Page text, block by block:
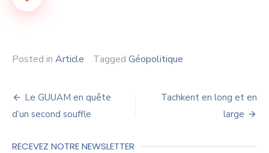
Posted in Article Tagged Géopolitique
Navigation
de
l’article
Le GUUAM en quête
d’un second souffle
Tachkent en long et en
large
RECEVEZ NOTRE NEWSLETTER